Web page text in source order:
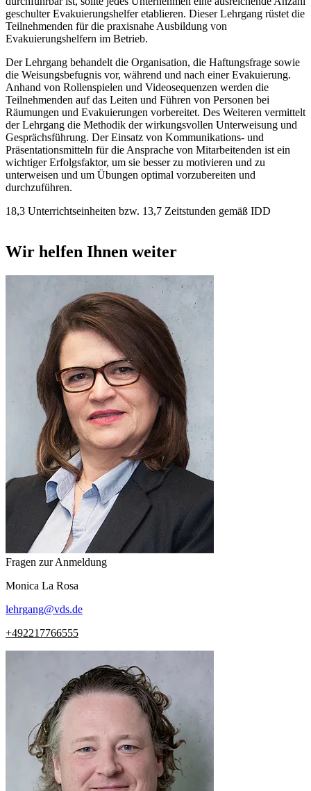
geschulter Evakuierungshelfer etablieren. Dieser Lehrgang rüstet die
Teilnehmenden für die praxisnahe Ausbildung von
Evakuierungshelfern im Betrieb.
Der Lehrgang behandelt die Organisation, die Haftungsfrage sowie
die Weisungsbefugnis vor, während und nach einer Evakuierung.
Anhand von Rollenspielen und Videosequenzen werden die
Teilnehmenden auf das Leiten und Führen von Personen bei
Räumungen und Evakuierungen vorbereitet. Des Weiteren vermittelt
der Lehrgang die Methodik der wirkungsvollen Unterweisung und
Gesprächsführung. Der Einsatz von Kommunikations- und
Präsentationsmitteln für die Ansprache von Mitarbeitenden ist ein
wichtiger Erfolgsfaktor, um sie besser zu motivieren und zu
unterweisen und um Übungen optimal vorzubereiten und
durchzuführen.
18,3 Unterrichtseinheiten bzw. 13,7 Zeitstunden gemäß IDD
Wir helfen Ihnen weiter
Fragen zur Anmeldung
Monica La Rosa
lehrgang@vds.de
+492217766555